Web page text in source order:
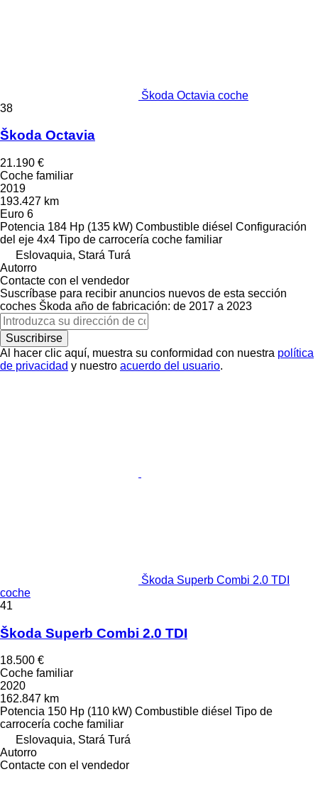
Škoda Octavia coche
38
Škoda Octavia
21.190 €
Coche familiar
2019
193.427 km
Euro 6
Potencia 184 Hp (135 kW) Combustible diésel Configuración
del eje 4x4 Tipo de carrocería coche familiar
Eslovaquia, Stará Turá
Autorro
Contacte con el vendedor
Suscríbase para recibir anuncios nuevos de esta sección
coches Škoda año de fabricación: de 2017 a 2023
Suscribirse
Al hacer clic aquí, muestra su conformidad con nuestra política
de privacidad y nuestro acuerdo del usuario.
Škoda Superb Combi 2.0 TDI
coche
41
Škoda Superb Combi 2.0 TDI
18.500 €
Coche familiar
2020
162.847 km
Potencia 150 Hp (110 kW) Combustible diésel Tipo de
carrocería coche familiar
Eslovaquia, Stará Turá
Autorro
Contacte con el vendedor